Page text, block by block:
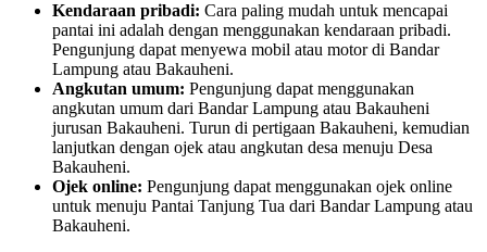
Kendaraan pribadi: Cara paling mudah untuk mencapai
pantai ini adalah dengan menggunakan kendaraan pribadi.
Pengunjung dapat menyewa mobil atau motor di Bandar
Lampung atau Bakauheni.
Angkutan umum: Pengunjung dapat menggunakan
angkutan umum dari Bandar Lampung atau Bakauheni
jurusan Bakauheni. Turun di pertigaan Bakauheni, kemudian
lanjutkan dengan ojek atau angkutan desa menuju Desa
Bakauheni.
Ojek online: Pengunjung dapat menggunakan ojek online
untuk menuju Pantai Tanjung Tua dari Bandar Lampung atau
Bakauheni.